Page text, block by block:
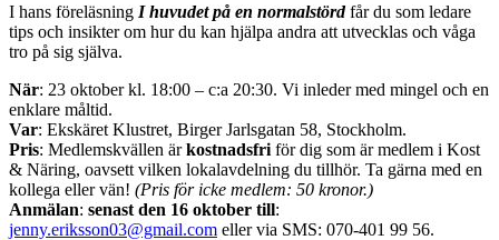
I hans föreläsning I huvudet på en normalstördfår du som ledare
tips och insikter om hur du kan hjälpa andra att utvecklas och våga
tro på sig själva.
När: 23 oktober kl. 18:00 – c:a 20:30. Vi inleder med mingel och en
enklare måltid.
Var: Ekskäret Klustret, Birger Jarlsgatan 58, Stockholm.
Pris: Medlemskvällen ärkostnadsfri för dig som är medlem i Kost
& Näring, oavsett vilken lokalavdelning du tillhör. Ta gärna med en
kollega eller vän! (Pris för icke medlem: 50 kronor.)
Anmälan: senast den 16 oktober till:
jenny.eriksson03@gmail.com eller via SMS: 070-401 99 56.